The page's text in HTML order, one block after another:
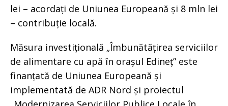
lei – acordați de Uniunea Europeană și 8 mln lei
– contribuție locală.
Măsura investițională „Îmbunătățirea serviciilor
de alimentare cu apă în orașul Edineț” este
finanțată de Uniunea Europeană și
implementată de ADR Nord și proiectul